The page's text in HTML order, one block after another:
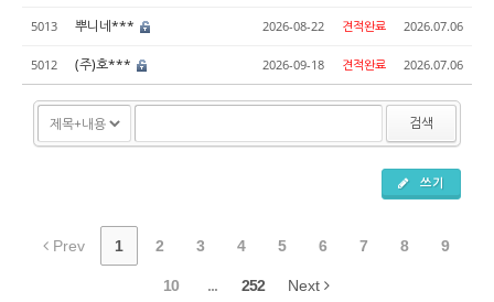
5013 뿌니네*** 2026-08-22 견적완료 2026.07.06
5012 (주)호*** 2026-09-18 견적완료 2026.07.06
검색
쓰기
Prev 1 2 3 4 5 6 7 8 9
10 ... 252 Next